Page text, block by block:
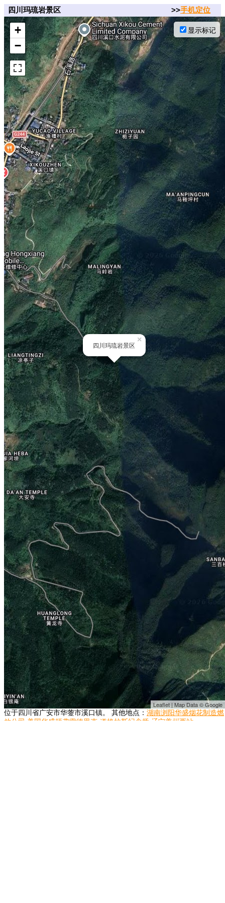
四川玛琉岩景区 >>手机定位
四川玛琉岩景区
×
+
−
显示标记
Leaflet | Map Data © Google
位于四川省广安市华蓥市溪口镇。 其他地点： 湖南浏阳华盛烟花制造燃
放公司 美国华盛顿弗雷德里克·道格拉斯纪念桥 辽宁盖州西站